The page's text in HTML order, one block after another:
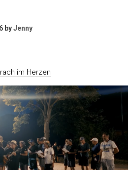
byJenny
im Herzen